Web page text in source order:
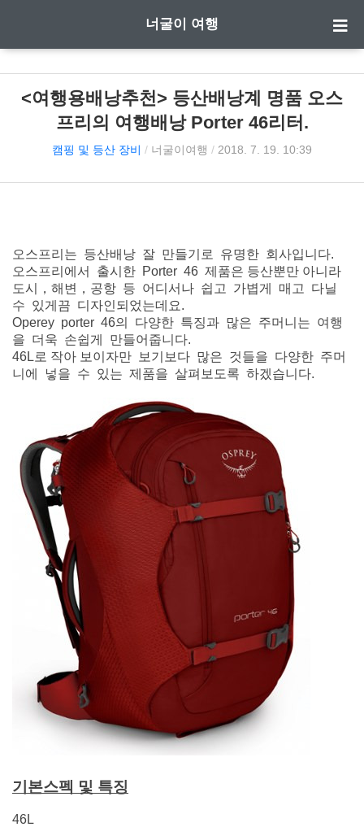
너굴이 여행
<여행용배낭추천> 등산배낭계 명품 오스
프리의 여행배낭 Porter 46리터.
캠핑 및 등산 장비 / 너굴이여행 / 2018. 7. 19. 10:39
오스프리는 등산배낭 잘 만들기로 유명한 회사입니다.
오스프리에서 출시한 Porter 46 제품은 등산뿐만 아니라
도시，해변，공항 등 어디서나 쉽고 가볍게 매고 다닐
수 있게끔 디자인되었는데요.
Operey porter 46의 다양한 특징과 많은 주머니는 여행
을 더욱 손쉽게 만들어줍니다.
46L로 작아 보이자만 보기보다 많은 것들을 다양한 주머
니에 넣을 수 있는 제품을 살펴보도록 하겠습니다.
기본스펙 및 특징
46L